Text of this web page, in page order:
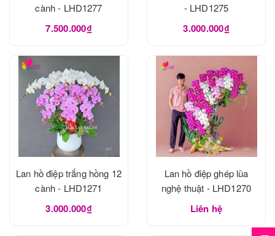
cành - LHD1277
7.500.000₫
- LHD1275
3.000.000₫
Lan hồ điệp trắng hồng 12
cành - LHD1271
3.000.000₫
Lan hồ điệp ghép lũa
nghệ thuật - LHD1270
Liên hệ